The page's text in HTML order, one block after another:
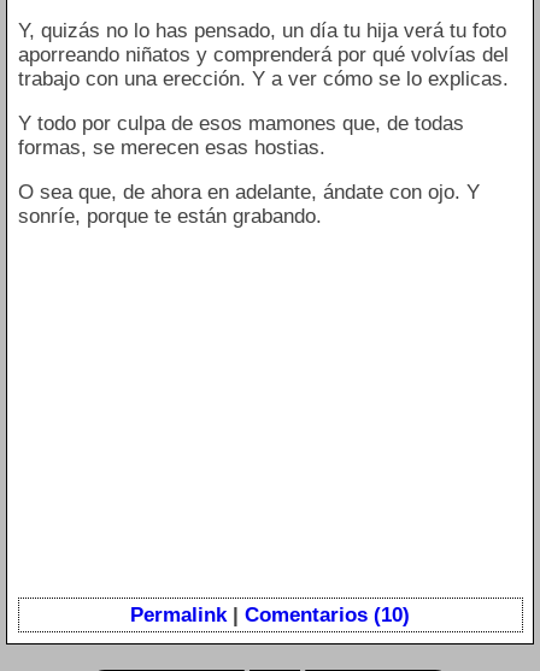
Y, quizás no lo has pensado, un día tu hija verá tu foto
aporreando niñatos y comprenderá por qué volvías del
trabajo con una erección. Y a ver cómo se lo explicas.
Y todo por culpa de esos mamones que, de todas
formas, se merecen esas hostias.
O sea que, de ahora en adelante, ándate con ojo. Y
sonríe, porque te están grabando.
Permalink| Comentarios (10)